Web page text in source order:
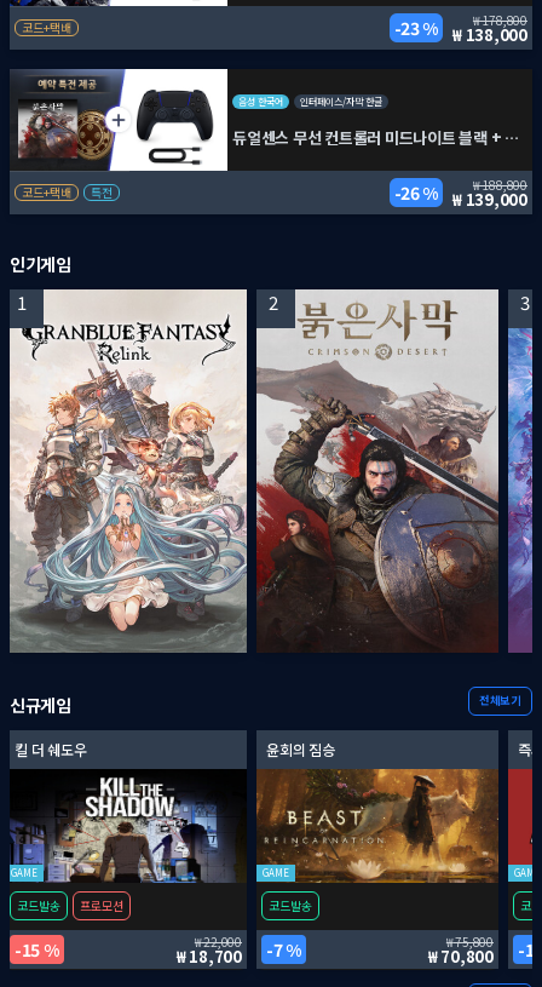
코드+택배 23 % 178,800
138,000
음성 한국어 인터페이스/자막 한글
듀얼센스 무선 컨트롤러 미드나이트 블랙 + PC용 USB 케이블 + 붉은사막
코드+택배 특전 26 % 188,800
139,000
인기게임
1 2 3
신규게임 전체보기
킬 더 쉐도우
GAME
코드발송 프로모션
15 % 22,000
18,700
윤회의 짐승
GAME
코드발송
7 % 75,800
70,800
즉
GAME
코